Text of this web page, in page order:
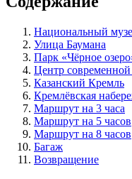
Национальный
Улица Баумана
Парк «Чёрное
Центр
Казанский Кремль
Кремлёвская
Маршрут на 3 часа
Маршрут на 5 часов
Маршрут на 8 часов
Багаж
Возвращение